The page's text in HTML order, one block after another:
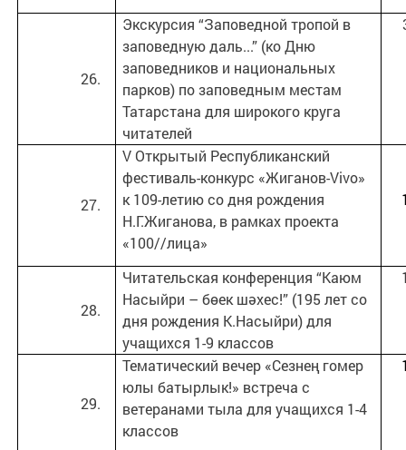
Экскурсия “Заповедной тропой в
заповедную даль...” (ко Дню
заповедников и национальных
парков) по заповедным местам
Татарстана для широкого круга
читателей
V Открытый Республиканский
фестиваль-конкурс «Жиганов-Vivo»
к 109-летию со дня рождения
Н.Г.Жиганова, в рамках проекта
«100//лица»
Читательская конференция “Каюм
Насыйри – бөек шәхес!” (195 лет со
дня рождения К.Насыйри) для
учащихся 1-9 классов
Тематический вечер «Сезнең гомер
юлы батырлык!» встреча с
ветеранами тыла для учащихся 1-4
классов